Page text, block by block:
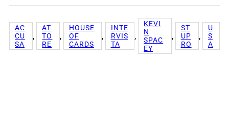
AC
CU
SA
,
AT
TO
RE
,
HOUSE
OF
CARDS
,
INTE
RVIS
TA
,
KEVI
N
SPAC
EY
,
ST
UP
RO
,
U
S
A